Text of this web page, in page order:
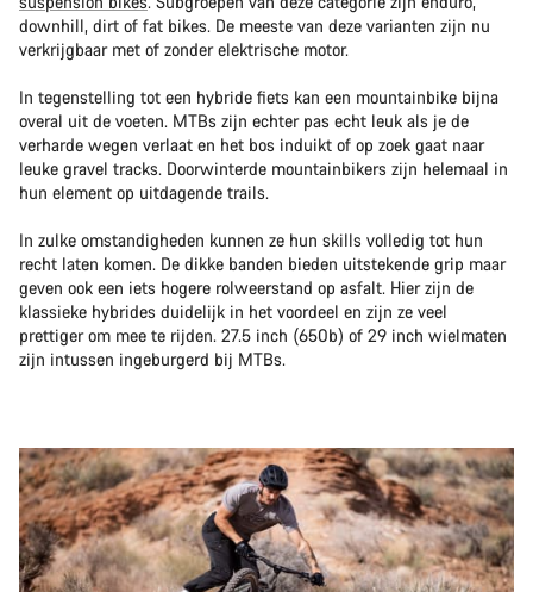
downhill, dirt of fat bikes. De meeste van deze varianten zijn nu
verkrijgbaar met of zonder elektrische motor.
In tegenstelling tot een hybride fiets kan een mountainbike bijna
overal uit de voeten. MTBs zijn echter pas echt leuk als je de
verharde wegen verlaat en het bos induikt of op zoek gaat naar
leuke gravel tracks. Doorwinterde mountainbikers zijn helemaal in
hun element op uitdagende trails.
In zulke omstandigheden kunnen ze hun skills volledig tot hun
recht laten komen. De dikke banden bieden uitstekende grip maar
geven ook een iets hogere rolweerstand op asfalt. Hier zijn de
klassieke hybrides duidelijk in het voordeel en zijn ze veel
prettiger om mee te rijden. 27.5 inch (650b) of 29 inch wielmaten
zijn intussen ingeburgerd bij MTBs.